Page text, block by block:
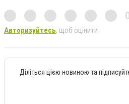
Авторизуйтесь, щоб оцінити
Діліться цією новиною та